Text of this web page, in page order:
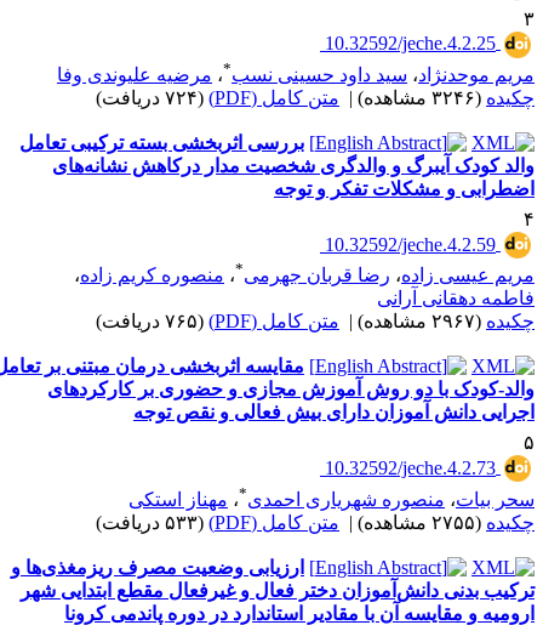
‎ 10.32592/jeche.4.2.25
موحدنژاد ،سید داود حسینی نسب ،مرضیه علیوندی وفا
(۳۲۴۶ مشاهده) | متن کامل (PDF) (۷۲۴ دریافت)
بررسی اثربخشی بسته ترکیبی تعامل
کودک آیبرگ و والدگری شخصیت مدار درکاهش نشانه‌های
و مشکلات تفکر و توجه
‎ 10.32592/jeche.4.2.59
عیسی زاده،رضا قربان جهرمی ،منصوره کریم زاده،
دهقانی آرانی
(۲۹۶۷ مشاهده) | متن کامل (PDF) (۷۶۵ دریافت)
مقایسه اثربخشی درمان مبتنی بر تعامل
کودک با دو روش آموزش مجازی و حضوری بر کارکردهای
دانش آموزان دارای بیش فعالی و نقص توجه
‎ 10.32592/jeche.4.2.73
بیات،منصوره شهریاری احمدی ،مهناز استکی
(۲۷۵۵ مشاهده) | متن کامل (PDF) (۵۳۳ دریافت)
ارزیابی وضعیت مصرف ریزمغذی‌ها و
بدنی دانش‌آموزان دختر فعال و غیرفعال مقطع ابتدایی شهر
و مقایسه آن با مقادیر استاندارد در دوره پاندمی کرونا